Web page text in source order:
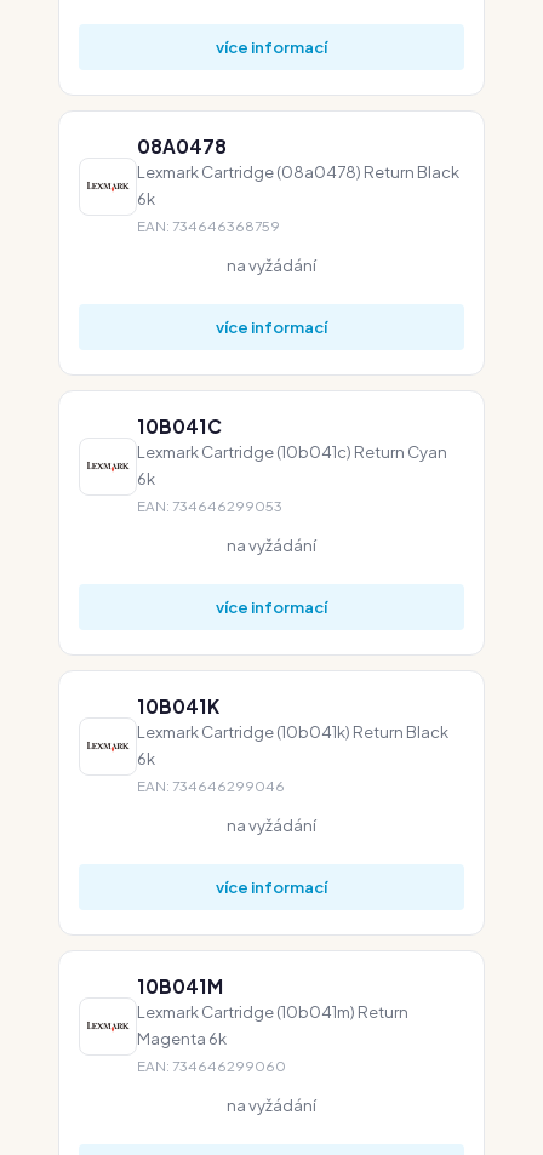
více informací
08A0478
Lexmark Cartridge (08a0478) Return Black
6k
EAN: 734646368759
na vyžádání
více informací
10B041C
Lexmark Cartridge (10b041c) Return Cyan
6k
EAN: 734646299053
na vyžádání
více informací
10B041K
Lexmark Cartridge (10b041k) Return Black
6k
EAN: 734646299046
na vyžádání
více informací
10B041M
Lexmark Cartridge (10b041m) Return
Magenta 6k
EAN: 734646299060
na vyžádání